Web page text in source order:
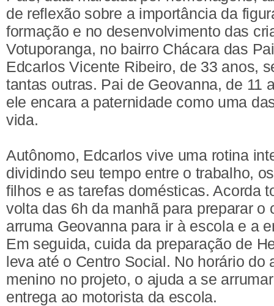
de reflexão sobre a importância da
formação e no desenvolvimento das
Votuporanga, no bairro Chácara das
Edcarlos Vicente Ribeiro, de 33 anos,
tantas outras. Pai de Geovanna, de 11
ele encara a paternidade como uma
vida.
Autônomo, Edcarlos vive uma rotina
dividindo seu tempo entre o trabalho,
filhos e as tarefas domésticas. Acorda
volta das 6h da manhã para preparar o
arruma Geovanna para ir à escola e a
Em seguida, cuida da preparação de
leva até o Centro Social. No horário do
menino no projeto, o ajuda a se
entrega ao motorista da escola.